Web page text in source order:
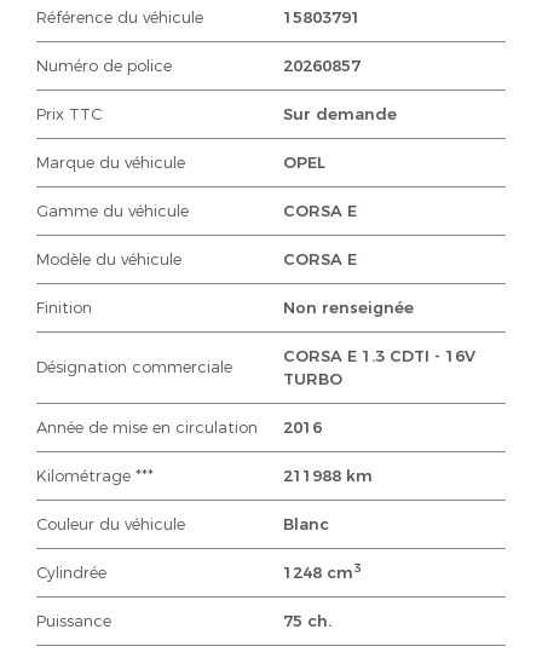
Référence du véhicule 15803791
Numéro de police 20260857
Prix TTC Sur demande
Marque du véhicule OPEL
Gamme du véhicule CORSA E
Modèle du véhicule CORSA E
Finition Non renseignée
Désignation commerciale
CORSA E 1.3 CDTI - 16V
TURBO
Année de mise en circulation 2016
Kilométrage *** 211988 km
Couleur du véhicule Blanc
Cylindrée 1248 cm3
Puissance 75 ch.